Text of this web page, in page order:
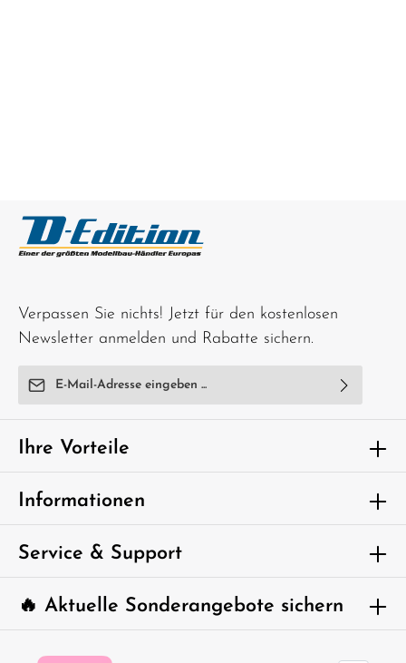
Verpassen Sie nichts! Jetzt für den kostenlosen
Newsletter anmelden und Rabatte sichern.
E-Mail-Adresse*
Ich habe dieDatenschutzbestimmungenzur Kenntnis
genommen und die
einverstanden.
Um weiterzugehen, geben Sie die oben
abgebildeten Zeichen ein*
🔥 Aktuelle Sonderangebote sichern
Ihre Vorteile
Informationen
Service & Support